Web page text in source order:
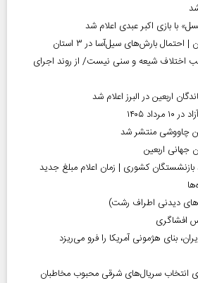
با بازی اکبر عبدی اعلام شد
اختلاف شیعه و سنی نیست/ از روند اجرای
اربعین در البرز اعلام شد
۱۴۰۵
چاووشی منتشر شد
جهانی اربعین
کشوری | زمان اعلام مبلغ جدید
دیدنی اطراف رشت)
افشاگری
بنای هژمونی آمریکا را فرو می‌ریزد
انتخاب سریال‌های شرقی محبوب مخاطبان